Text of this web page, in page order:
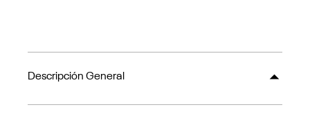
Descripción General